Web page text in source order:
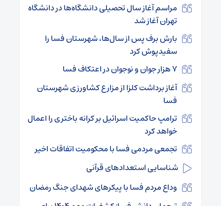
مراسم آغاز سال تحصیلی دانشگاه‌ها در دانشگاه
تهران آغاز شد
بارش برف پس از سال‌ها، شهرستان فسا را
سفیدپوش کرد
۷ هزار جوان و نوجوان در اعتکاف فسا
آغاز برداشت کلزا از مزارع کشاورزی شهرستان
فسا
ترامپ حاکمیت اسرائیل بر کرانه باختری را اعمال
خواهد کرد
تجمعی مردمی فسا با محکومیت اتفاقات اخیر
شناسایی استعدادهای قرآنی
وداع مردم فسا با پیکرهای شهدای جنگ رمضان